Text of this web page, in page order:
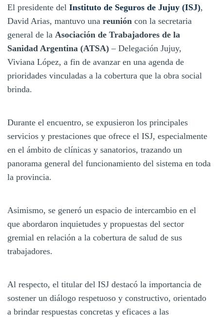
El presidente del Instituto de Seguros de Jujuy (ISJ),
David Arias, mantuvo una reunión con la secretaria
general de la Asociación de Trabajadores de la
Sanidad Argentina (ATSA) – Delegación Jujuy,
Viviana López, a fin de avanzar en una agenda de
prioridades vinculadas a la cobertura que la obra social
brinda.
Durante el encuentro, se expusieron los principales
servicios y prestaciones que ofrece el ISJ, especialmente
en el ámbito de clínicas y sanatorios, trazando un
panorama general del funcionamiento del sistema en toda
la provincia.
Asimismo, se generó un espacio de intercambio en el
que abordaron inquietudes y propuestas del sector
gremial en relación a la cobertura de salud de sus
trabajadores.
Al respecto, el titular del ISJ destacó la importancia de
sostener un diálogo respetuoso y constructivo, orientado
a brindar respuestas concretas y eficaces a las